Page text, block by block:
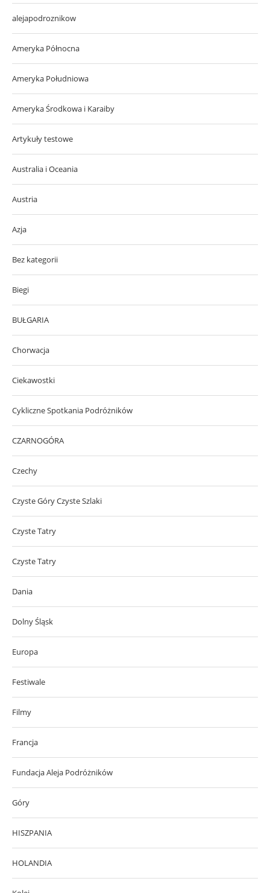
alejapodroznikow
Ameryka Północna
Ameryka Południowa
Ameryka Środkowa i Karaiby
Artykuły testowe
Australia i Oceania
Austria
Azja
Bez kategorii
Biegi
BUŁGARIA
Chorwacja
Ciekawostki
Cykliczne Spotkania Podróżników
CZARNOGÓRA
Czechy
Czyste Góry Czyste Szlaki
Czyste Tatry
Czyste Tatry
Dania
Dolny Śląsk
Europa
Festiwale
Filmy
Francja
Fundacja Aleja Podróżników
Góry
HISZPANIA
HOLANDIA